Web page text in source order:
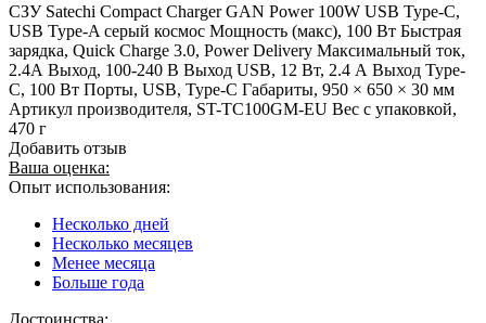
СЗУ Satechi Compact Charger GAN Power 100W USB Type-C,
USB Type-A серый космос Мощность (макс), 100 Вт Быстрая
зарядка, Quick Charge 3.0, Power Delivery Максимальный ток,
2.4А Выход, 100-240 В Выход USB, 12 Вт, 2.4 А Выход Type-
C, 100 Вт Порты, USB, Type-C Габариты, 950 × 650 × 30 мм
Артикул производителя, ST-TC100GM-EU Вес с упаковкой,
470 г
Добавить отзыв
Ваша оценка:
Опыт использования:
Несколько дней
Несколько месяцев
Менее месяца
Больше года
Достоинства: